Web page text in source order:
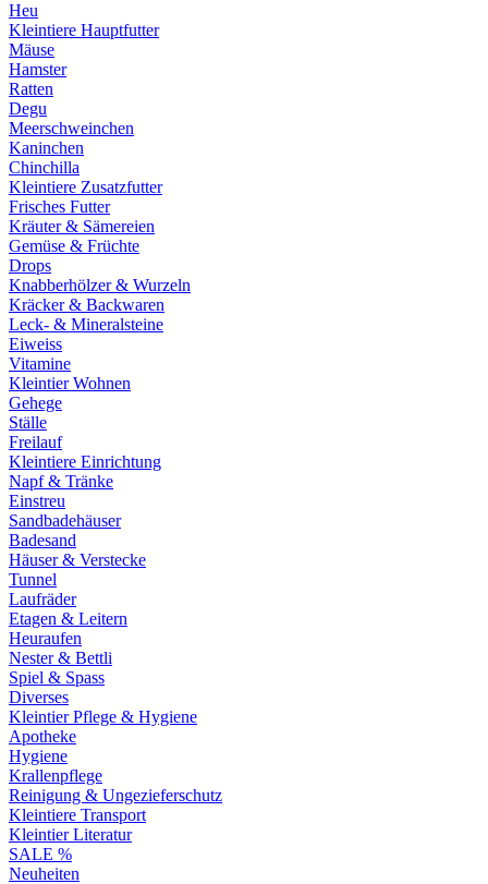
Heu
Kleintiere Hauptfutter
Mäuse
Hamster
Ratten
Degu
Meerschweinchen
Kaninchen
Chinchilla
Kleintiere Zusatzfutter
Frisches Futter
Kräuter & Sämereien
Gemüse & Früchte
Drops
Knabberhölzer & Wurzeln
Kräcker & Backwaren
Leck- & Mineralsteine
Eiweiss
Vitamine
Kleintier Wohnen
Gehege
Ställe
Freilauf
Kleintiere Einrichtung
Napf & Tränke
Einstreu
Sandbadehäuser
Badesand
Häuser & Verstecke
Tunnel
Laufräder
Etagen & Leitern
Heuraufen
Nester & Bettli
Spiel & Spass
Diverses
Kleintier Pflege & Hygiene
Apotheke
Hygiene
Krallenpflege
Reinigung & Ungezieferschutz
Kleintiere Transport
Kleintier Literatur
SALE %
Neuheiten